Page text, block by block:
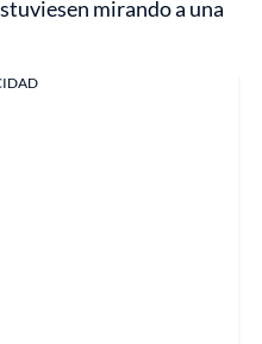
mirando a una